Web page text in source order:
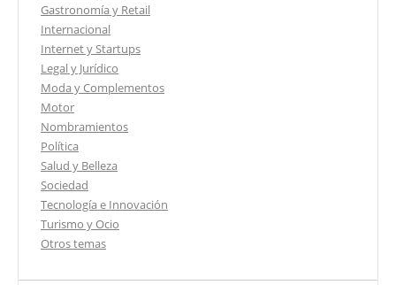
Gastronomía y Retail
Internacional
Internet y Startups
Legal y Jurídico
Moda y Complementos
Motor
Nombramientos
Política
Salud y Belleza
Sociedad
Tecnología e Innovación
Turismo y Ocio
Otros temas